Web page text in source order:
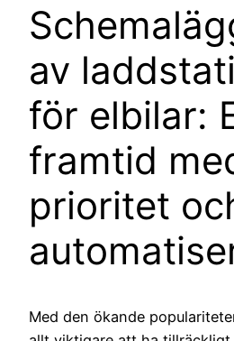
av
för elbilar:
framtid
prioritet
Med den ökande